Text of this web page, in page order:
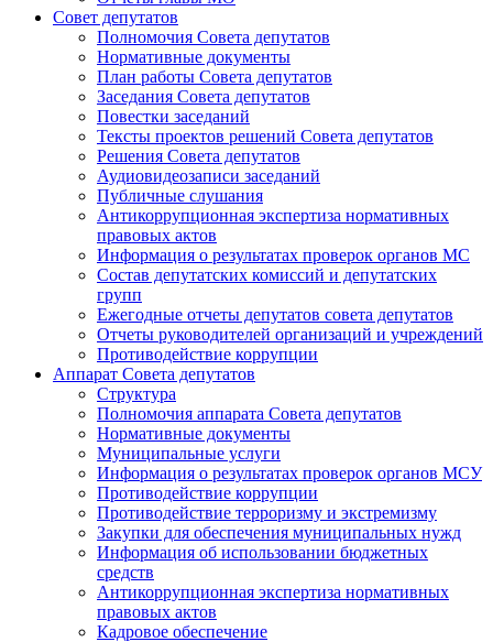
Совет депутатов
Полномочия Совета депутатов
Нормативные документы
План работы Совета депутатов
Заседания Cовета депутатов
Повестки заседаний
Тексты проектов решений Совета депутатов
Решения Совета депутатов
Аудиовидеозаписи заседаний
Публичные слушания
Антикоррупционная экспертиза нормативных
правовых актов
Информация о результатах проверок органов МС
Состав депутатских комиссий и депутатских
групп
Ежегодные отчеты депутатов совета депутатов
Отчеты руководителей организаций и учреждений
Противодействие коррупции
Аппарат Совета депутатов
Структура
Полномочия аппарата Совета депутатов
Нормативные документы
Муниципальные услуги
Информация о результатах проверок органов МСУ
Противодействие коррупции
Противодействие терроризму и экстремизму
Закупки для обеспечения муниципальных нужд
Информация об использовании бюджетных
средств
Антикоррупционная экспертиза нормативных
правовых актов
Кадровое обеспечение